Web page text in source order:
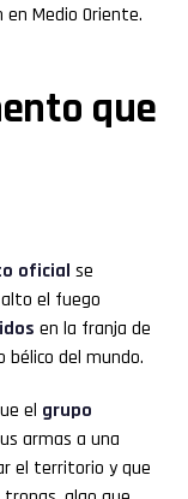
Medio Oriente.
que
oficial se
el fuego
en la franja de
bélico del mundo.
el grupo
armas a una
el territorio y que